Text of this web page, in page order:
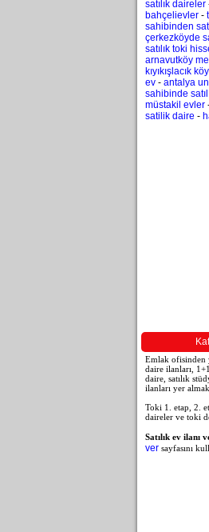
satılık daireler
bahçelievler -
sahibinden
çerkezköyde
satılık toki
arnavutköy
kıyıkışlacık
ev - antalya
sahibinde
müstakil evler
satilik daire -
Emlak ofisinden
daire ilanları,
daire, satılık
ilanları yer
Toki 1. etap, 2.
daireler ve toki
Satılık ev ilanı
ver sayfasını